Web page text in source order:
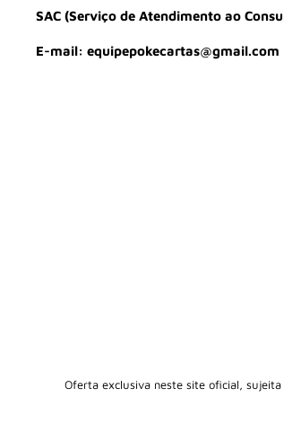
SAC (Serviço de Atendimento ao
E-mail: equipepokecartas@gmail.com
Oferta exclusiva neste site oficial,